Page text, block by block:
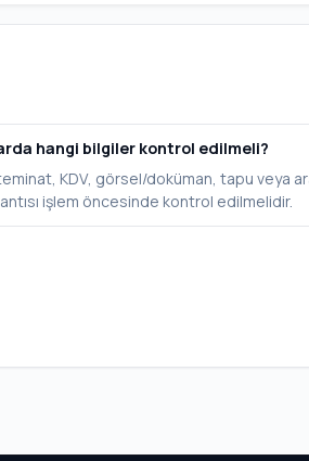
hangi bilgiler kontrol edilmeli?
KDV, görsel/doküman, tapu veya
işlem öncesinde kontrol edilmelidir.